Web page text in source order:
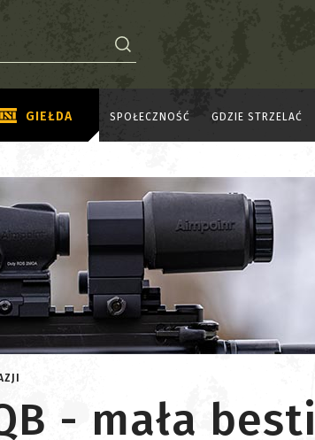
GIEŁDA SPOŁECZNOŚĆ GDZIE STRZELAĆ
- mała